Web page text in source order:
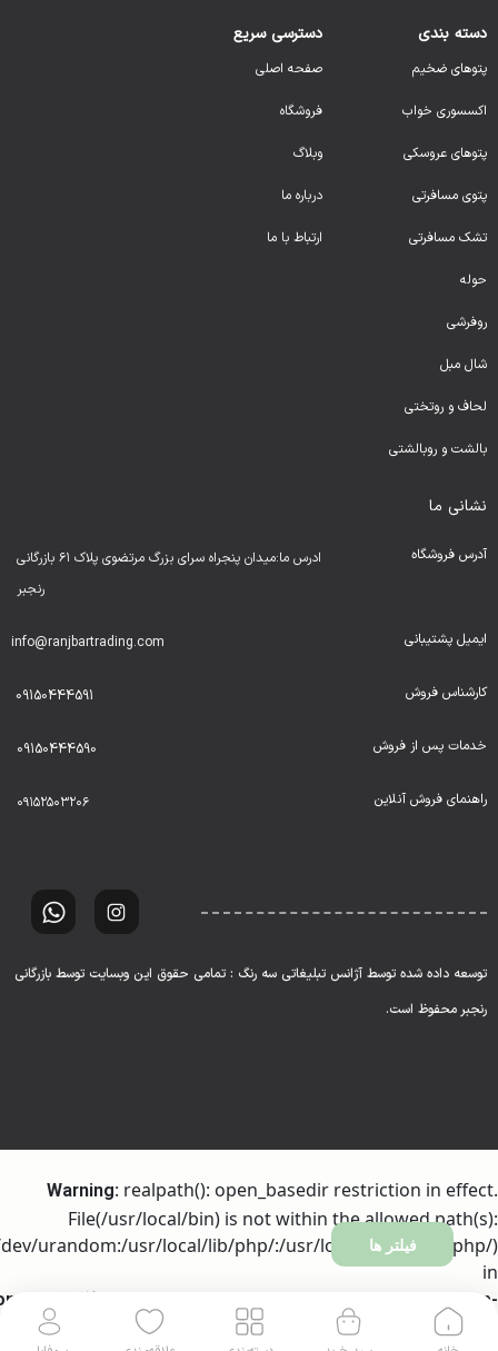
فیلتر ها
دسته بندی
پتوهای ضخیم
اکسسوری خواب
پتوهای عروسکی
پتوی مسافرتی
تشک مسافرتی
حوله
روفرشی
شال مبل
لحاف و روتختی
بالشت و روبالشتی
دسترسی سریع
صفحه اصلی
فروشگاه
وبلاگ
درباره ما
ارتباط با ما
نشانی ما
آدرس فروشگاه
ادرس ما:میدان پنجراه سرای بزرگ مرتضوی پلاک ۶۱ بازرگانی
رنجبر
ایمیل پشتیبانی info@ranjbartrading.com
کارشناس فروش 09150444591
خدمات پس از فروش 09150444590
راهنمای فروش آنلاین ۰۹۱۵۲۵۰۳۲۰۶
توسعه داده شده توسط آژانس تبلیغاتی سه رنگ : تمامی حقوق این وبسایت توسط بازرگانی
رنجبر محفوظ است.
Warning: realpath(): open_basedir restriction in effect.
File(/usr/local/bin) is not within the allowed path(s):
urandom:/usr/local/lib/php/:/usr/local/php81/lib/php/)
in
h317256/domains/ranjbartrading.com/public_html/wp-
includes/l10n/class-wp-translation-controller.phpon line